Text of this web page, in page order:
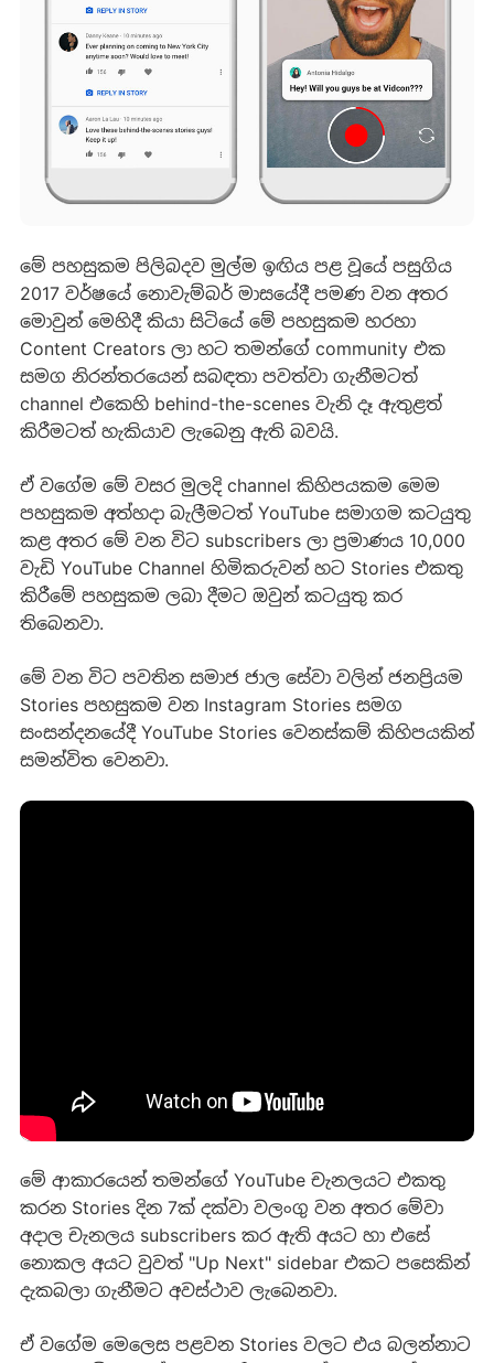
මේ පහසුකම පිලිබදව මුල්ම ඉඟිය පළ වූයේ පසුගිය
2017 වර්ෂයේ නොවැම්බර් මාසයේදී පමණ වන අතර
මොවුන් මෙහිදී කියා සිටියේ මේ පහසුකම හරහා
Content Creators ලා හට තමන්ගේ community එක
සමග නිරන්තරයෙන් සබඳතා පවත්වා ගැනීමටත්
channel එකෙහි behind-the-scenes වැනි දෑ ඇතුළත්
කිරීමටත් හැකියාව ලැබෙනු ඇති බවයි.
ඒ වගේම මේ වසර මුලදි channel කිහිපයකම මෙම
පහසුකම අත්හදා බැලීමටත් YouTube සමාගම කටයුතු
කළ අතර මේ වන විට subscribers ලා ප්‍රමාණය 10,000
වැඩි YouTube Channel හිමිකරුවන් හට Stories එකතු
කිරීමේ පහසුකම ලබා දීමට ඔවුන් කටයුතු කර
තිබෙනවා.
මේ වන විට පවතින සමාජ ජාල සේවා වලින් ජනප්‍රියම
Stories පහසුකම වන Instagram Stories සමග
සංසන්දනයේදී YouTube Stories වෙනස්කම් කිහිපයකින්
සමන්විත වෙනවා.
මේ ආකාරයෙන් තමන්ගේ YouTube චැනලයට එකතු
කරන Stories දින 7ක් දක්වා වලංගු වන අතර මේවා
අදාල චැනලය subscribers කර ඇති අයට හා එසේ
නොකල අයට වුවත් "Up Next" sidebar එකට පසෙකින්
දැකබලා ගැනීමට අවස්ථාව ලැබෙනවා.
ඒ වග‍ේම මෙලෙස පළවන Stories වලට එය බලන්නාට